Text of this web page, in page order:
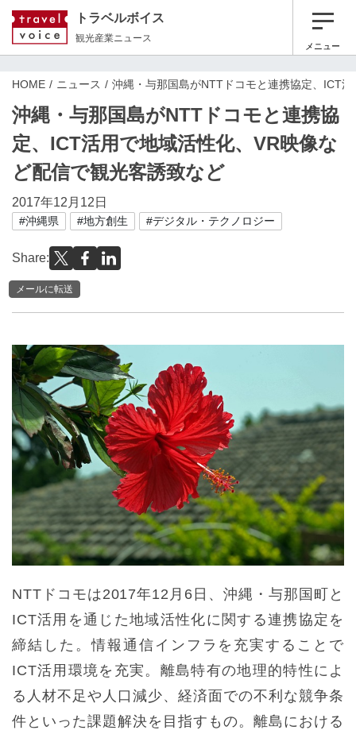
トラベルボイス
観光産業ニュース
メニュー
HOME ニュース 沖縄・与那国島がNTTドコモと連携協定、ICT
沖縄・与那国島がNTTドコモと連携協
定、ICT活用で地域活性化、VR映像な
ど配信で観光客誘致など
2017年12月12日
#沖縄県 #地方創生 #デジタル・テクノロジー
Share:
メールに転送
NTTドコモは2017年12月6日、沖縄・与那国町と
ICT活用を通じた地域活性化に関する連携協定を
締結した。情報通信インフラを充実することで
ICT活用環境を充実。離島特有の地理的特性によ
る人材不足や人口減少、経済面での不利な競争条
件といった課題解決を目指すもの。離島における